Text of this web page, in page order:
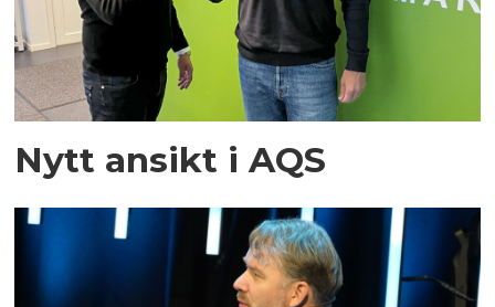
Nytt ansikt i AQS